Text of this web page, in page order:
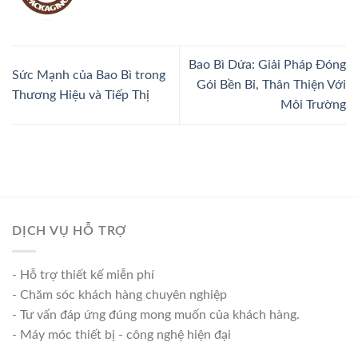
Sức Mạnh của Bao Bì trong
Thương Hiệu và Tiếp Thị
Bao Bì Dứa: Giải Pháp Đóng
Gói Bền Bỉ, Thân Thiện Với
Môi Trường
DỊCH VỤ HỖ TRỢ
- Hỗ trợ thiết kế miễn phí
- Chăm sóc khách hàng chuyên nghiệp
- Tư vấn đáp ứng đúng mong muốn của khách hàng.
- Máy móc thiết bị - công nghệ hiện đại